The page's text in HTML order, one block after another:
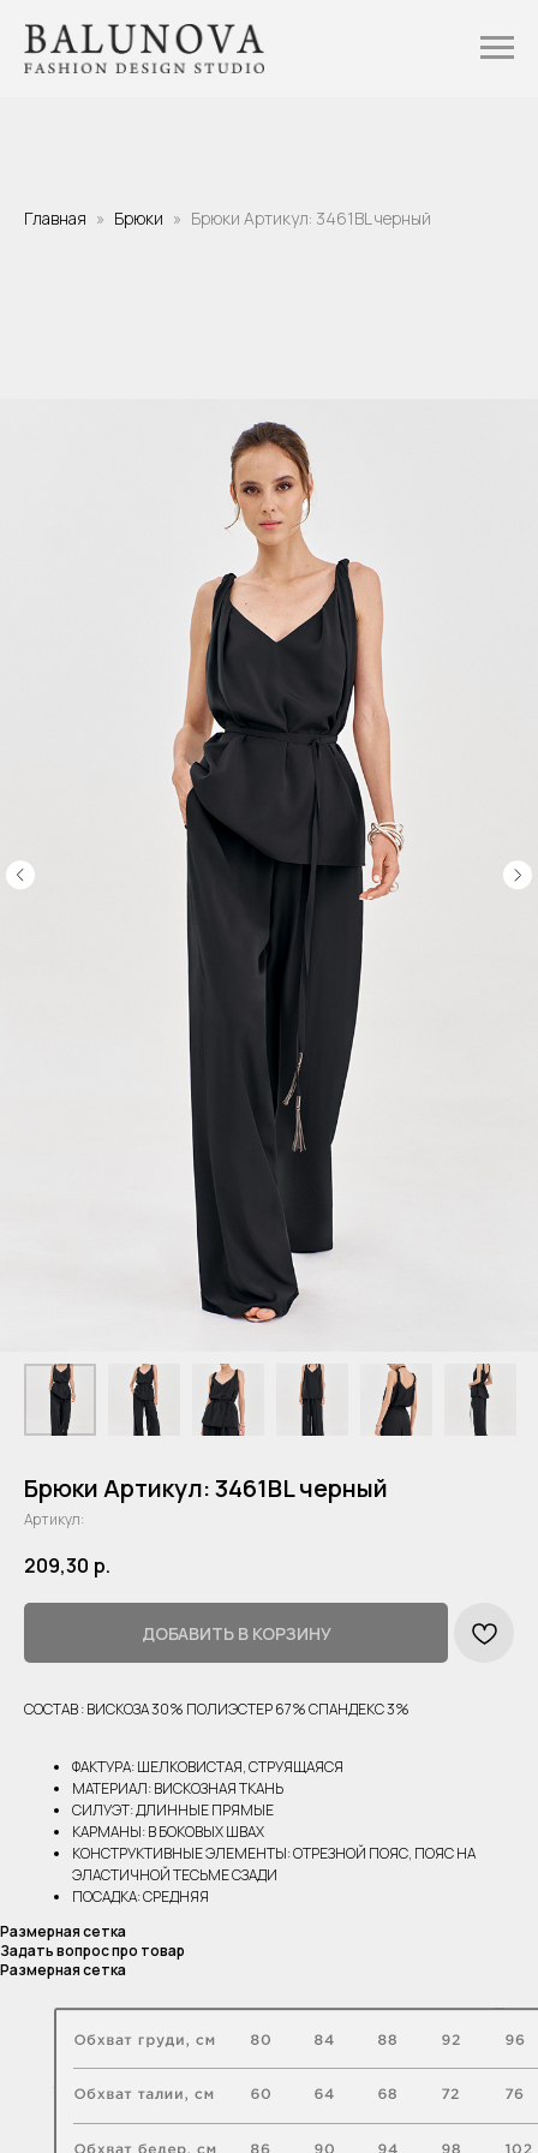
Главная Брюки Брюки Артикул: 3461BL черный
Брюки Артикул: 3461BL черный
Артикул:
209,30 р.
ДОБАВИТЬ В КОРЗИНУ
СОСТАВ : ВИСКОЗА 30% ПОЛИЭСТЕР 67% СПАНДЕКС 3%
ФАКТУРА: ШЕЛКОВИСТАЯ, СТРУЯЩАЯСЯ
МАТЕРИАЛ: ВИСКОЗНАЯ ТКАНЬ
СИЛУЭТ: ДЛИННЫЕ ПРЯМЫЕ
КАРМАНЫ: В БОКОВЫХ ШВАХ
КОНСТРУКТИВНЫЕ ЭЛЕМЕНТЫ: ОТРЕЗНОЙ ПОЯС, ПОЯС НА
ЭЛАСТИЧНОЙ ТЕСЬМЕ СЗАДИ
ПОСАДКА: СРЕДНЯЯ
Размерная сетка
Задать вопрос про товар
Размерная сетка